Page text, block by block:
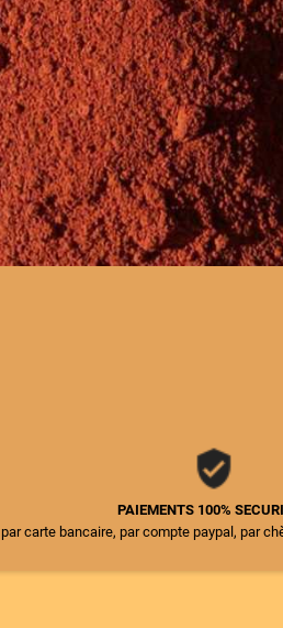
PAIEMENTS 100%
par carte bancaire, par compte paypal, par